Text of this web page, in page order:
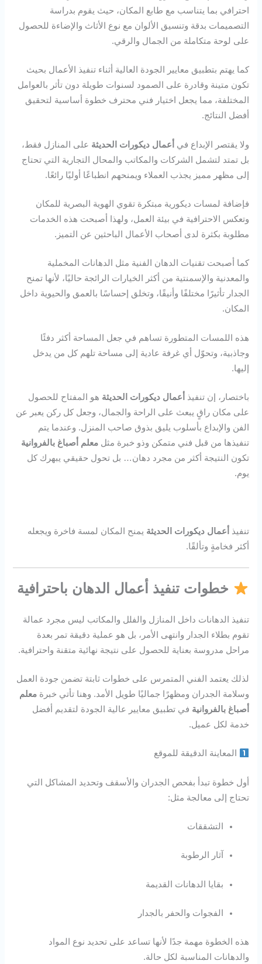
احترافي بما يتناسب مع طابع المكان، حيث يقوم بدراسة
التصميمات بدقة وتنسيق الألوان مع نوع الأثاث والإضاءة للحصول
على لوحة متكاملة من الجمال والرقي.
كما يهتم بتطبيق معايير الجودة العالية أثناء تنفيذ الأعمال بحيث
تكون متينة وقادرة على الصمود لسنوات طويلة دون تأثر بالعوامل
المختلفة، مما يجعل اختيار فني محترف خطوة أساسية لتحقيق
أفضل النتائج.
ولا يقتصر الإبداع في أعمال ديكورات الحديثة على المنازل فقط،
بل تمتد لتشمل الشركات والمكاتب والمحال التجارية التي تحتاج
إلى مظهر مميز يجذب العملاء ويمنحهم انطباعًا أوليًا رائعًا.
فإضافة لمسات ديكورية مبتكرة تقوي الهوية البصرية للمكان
وتعكس الاحترافية في بيئة العمل، ولهذا أصبحت هذه الخدمات
مطلوبة بكثرة لدى أصحاب الأعمال الباحثين عن التميز.
كما أصبحت تقنيات الدهان الفنية مثل الدهانات المخملية
والمعدنية والإسمنتية من أكثر الخيارات الرائجة حاليًا، لأنها تمنح
الجدار تأثيرًا مختلفًا وأنيقًا، وتخلق إحساسًا بالعمق والحيوية داخل
المكان.
هذه اللمسات المتطورة تساهم في جعل المساحة أكثر دفئًا
وجاذبية، وتحوّل أي غرفة عادية إلى مساحة تلهم كل من يدخل
إليها.
باختصار، إن تنفيذ أعمال ديكورات الحديثة هو المفتاح للحصول
على مكان راقٍ يبعث على الراحة والجمال، وجعل كل ركن يعبر عن
الفن والإبداع بأسلوب يليق بذوق صاحب المنزل. وعندما يتم
تنفيذها من قبل فني متمكن وذو خبرة مثلمعلم أصباغ بالفروانية
تكون النتيجة أكثر من مجرد دهان… بل تحول حقيقي يبهرك كل
يوم.
تنفيذ أعمال ديكورات الحديثة يمنح المكان لمسة فاخرة ويجعله
أكثر فخامةٍ وتألقًا.
خطوات تنفيذ أعمال الدهان باحترافية
تنفيذ الدهانات داخل المنازل والفلل والمكاتب ليس مجرد عمالة
تقوم بطلاء الجدار وانتهى الأمر، بل هو عملية دقيقة تمر بعدة
مراحل مدروسة بعناية للحصول على نتيجة نهائية متقنة واحترافية.
لذلك يعتمد الفني المتمرس على خطوات ثابتة تضمن جودة العمل
وسلامة الجدران ومظهرًا جماليًا طويل الأمد. وهنا تأتي خبرةمعلم
أصباغ بالفروانية في تطبيق معايير عالية الجودة لتقديم أفضل
خدمة لكل عميل.
المعاينة الدقيقة للموقع
أول خطوة تبدأ بفحص الجدران والأسقف وتحديد المشاكل التي
تحتاج إلى معالجة مثل:
التشققات
آثار الرطوبة
بقايا الدهانات القديمة
الفجوات والحفر بالجدار
هذه الخطوة مهمة جدًا لأنها تساعد على تحديد نوع المواد
والدهانات المناسبة لكل حالة.